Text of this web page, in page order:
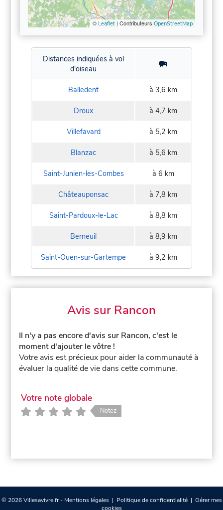
© Leaflet| Contributeurs OpenStreetMap
Distances indiquées à vol
d'oiseau
Balledent à 3,6 km
Droux à 4,7 km
Villefavard à 5,2 km
Blanzac à 5,6 km
Saint-Junien-les-Combes à 6 km
Châteauponsac à 7,8 km
Saint-Pardoux-le-Lac à 8,8 km
Berneuil à 8,9 km
Saint-Ouen-sur-Gartempe à 9,2 km
Avis sur Rancon
Il n'y a pas encore d'avis sur Rancon, c'est le
moment d'ajouter le vôtre !
Votre avis est précieux pour aider la communauté à
évaluer la qualité de vie dans cette commune.
Votre note globale
Notez
© 2026 Villesavivre.fr - Mentions légales| Politique de confidentialité| Gérer mes
cookies